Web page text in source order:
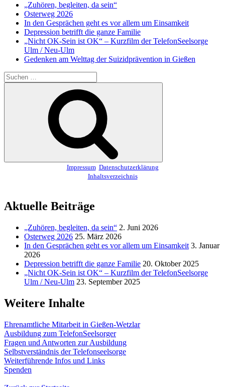
„Zuhören, begleiten, da sein“
Osterweg 2026
In den Gesprächen geht es vor allem um Einsamkeit
Depression betrifft die ganze Familie
„Nicht OK-Sein ist OK“ – Kurzfilm der TelefonSeelsorge
Ulm / Neu-Ulm
Gedenken am Welttag der Suizidprävention in Gießen
Suchen
nach:
Impressum Datenschutzerklärung
Inhaltsverzeichnis
Aktuelle Beiträge
„Zuhören, begleiten, da sein“ 2. Juni 2026
Osterweg 2026 25. März 2026
In den Gesprächen geht es vor allem um Einsamkeit 3. Januar
2026
Depression betrifft die ganze Familie 20. Oktober 2025
„Nicht OK-Sein ist OK“ – Kurzfilm der TelefonSeelsorge
Ulm / Neu-Ulm 23. September 2025
Weitere Inhalte
Ehrenamtliche Mitarbeit in Gießen-Wetzlar
Ausbildung zum TelefonSeelsorger
Fragen und Antworten zur Ausbildung
Selbstverständnis der Telefonseelsorge
Weiterführende Infos und Links
Spenden